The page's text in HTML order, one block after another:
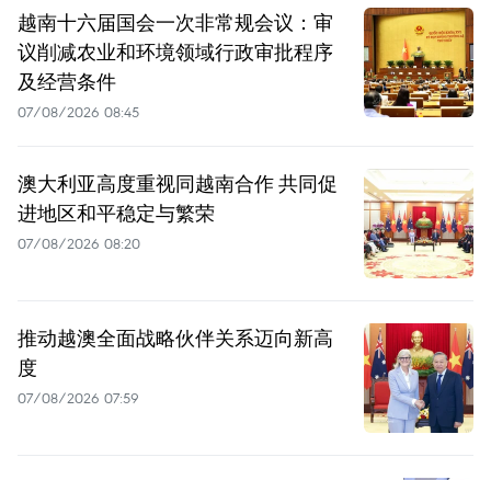
越南十六届国会一次非常规会议：审
议削减农业和环境领域行政审批程序
及经营条件
07/08/2026 08:45
澳大利亚高度重视同越南合作 共同促
进地区和平稳定与繁荣
07/08/2026 08:20
推动越澳全面战略伙伴关系迈向新高
度
07/08/2026 07:59